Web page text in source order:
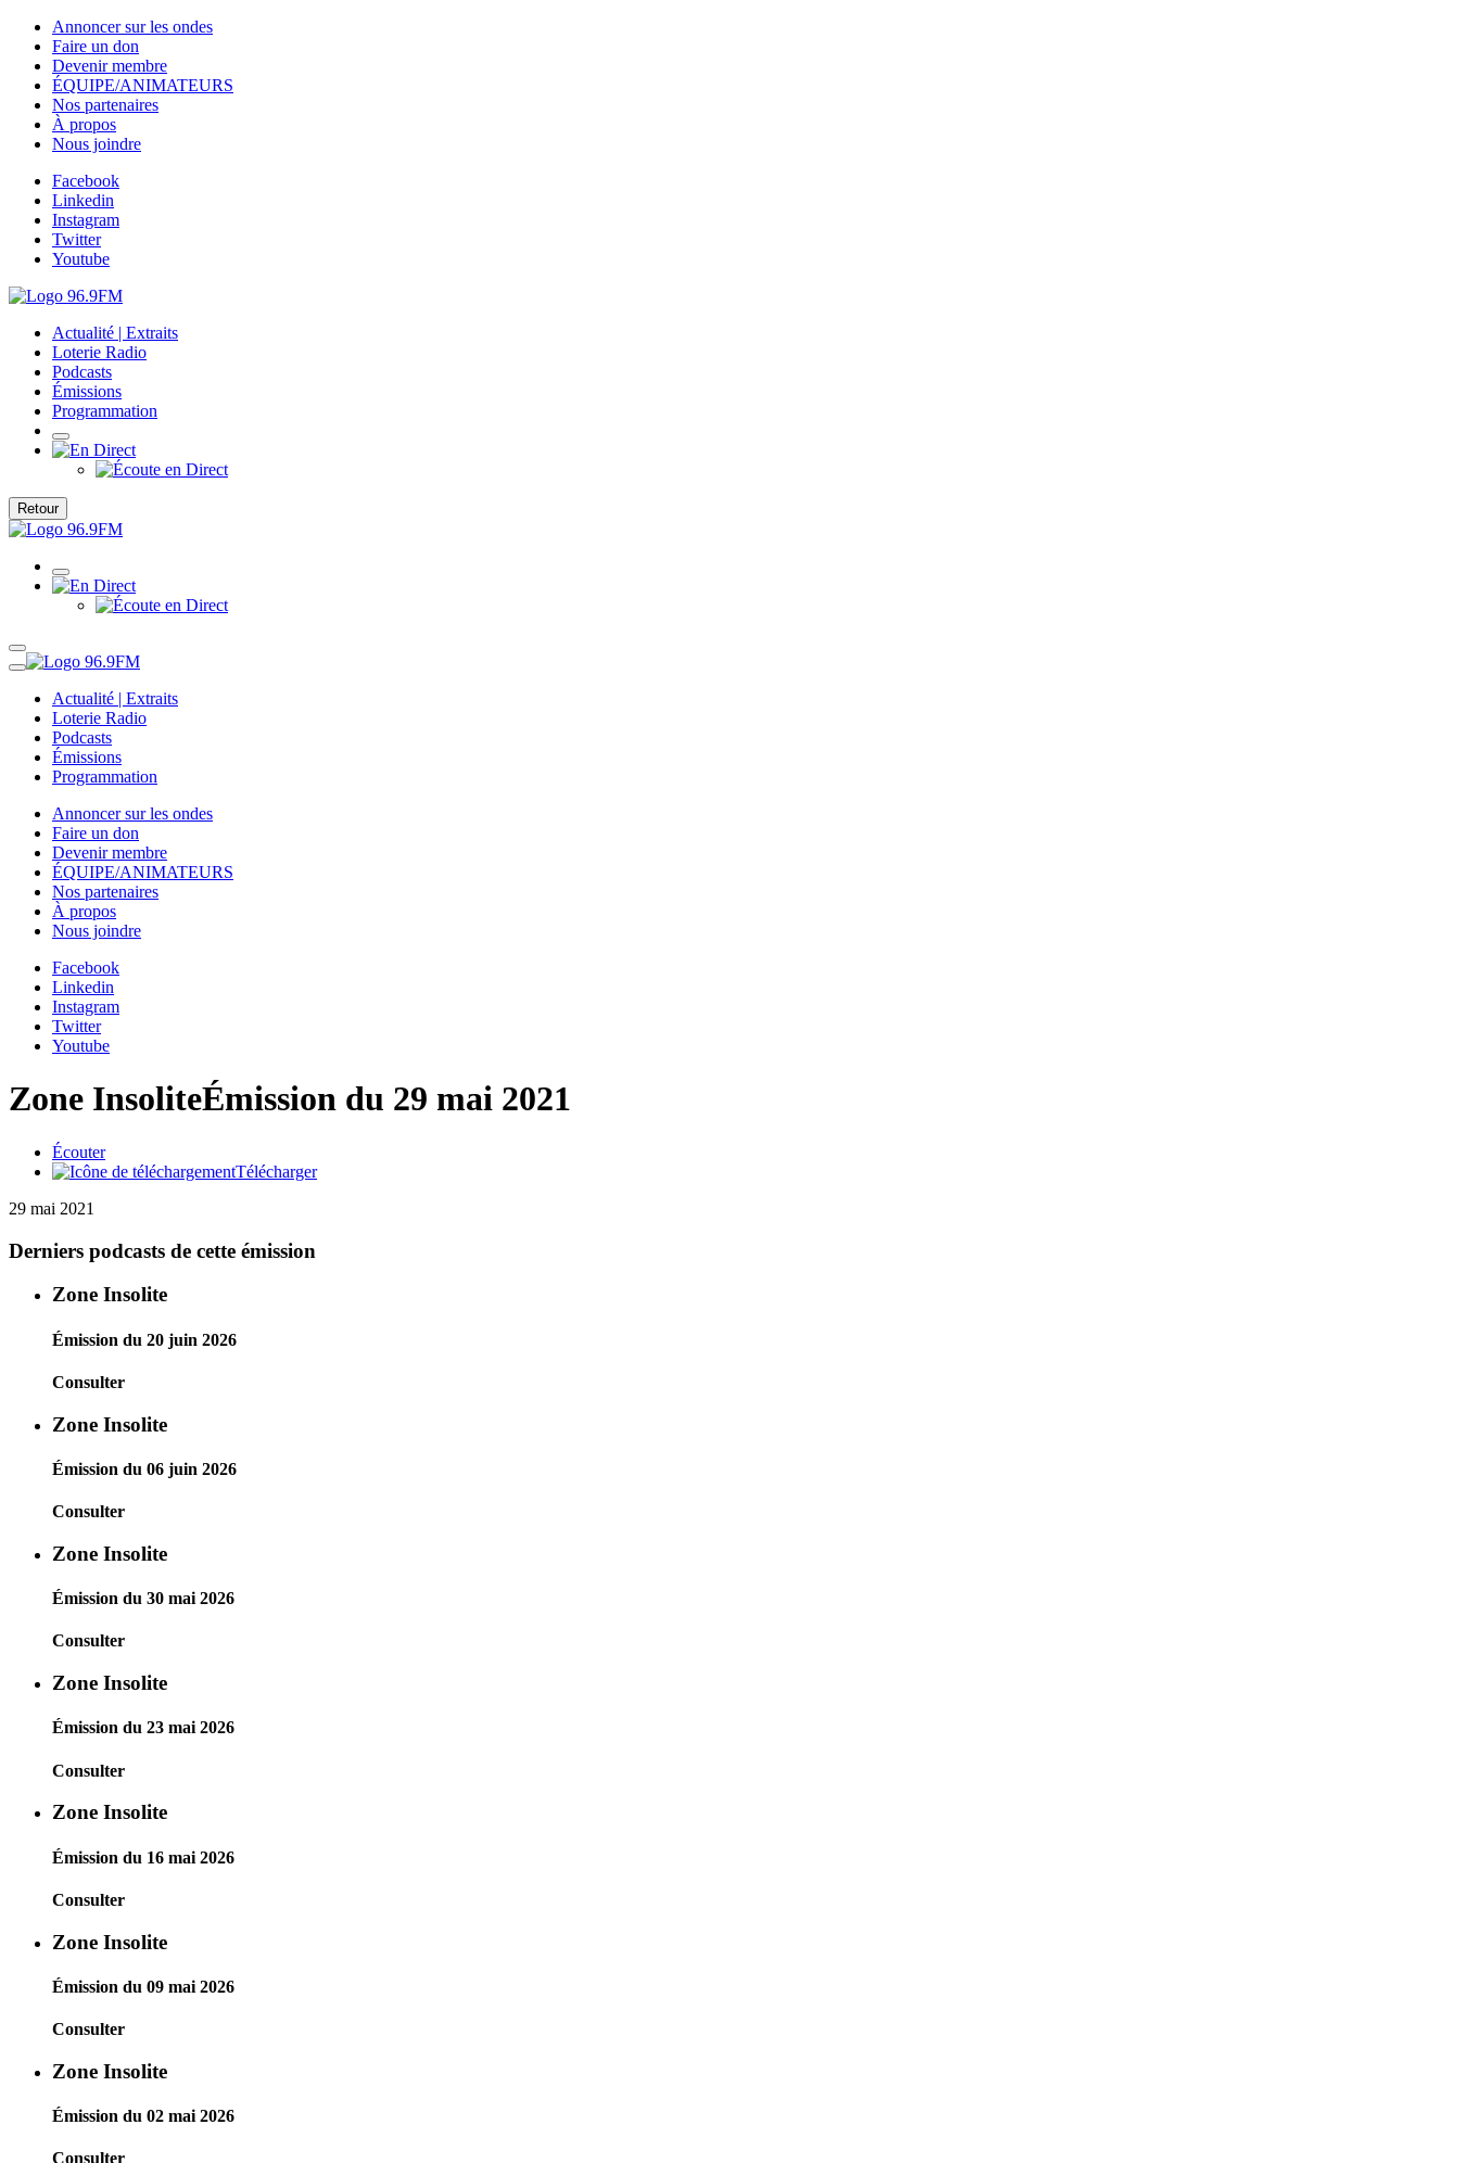
Annoncer sur les ondes
Faire un don
Devenir membre
ÉQUIPE/ANIMATEURS
Nos partenaires
À propos
Nous joindre
Facebook
Linkedin
Instagram
Twitter
Youtube
Actualité | Extraits
Loterie Radio
Podcasts
Émissions
Programmation
Retour
Actualité | Extraits
Loterie Radio
Podcasts
Émissions
Programmation
Annoncer sur les ondes
Faire un don
Devenir membre
ÉQUIPE/ANIMATEURS
Nos partenaires
À propos
Nous joindre
Facebook
Linkedin
Instagram
Twitter
Youtube
Zone InsoliteÉmission du 29 mai 2021
Écouter
Télécharger
29 mai 2021
Derniers podcasts de cette émission
Zone Insolite
Émission du 20 juin 2026
Consulter
Zone Insolite
Émission du 06 juin 2026
Consulter
Zone Insolite
Émission du 30 mai 2026
Consulter
Zone Insolite
Émission du 23 mai 2026
Consulter
Zone Insolite
Émission du 16 mai 2026
Consulter
Zone Insolite
Émission du 09 mai 2026
Consulter
Zone Insolite
Émission du 02 mai 2026
Consulter